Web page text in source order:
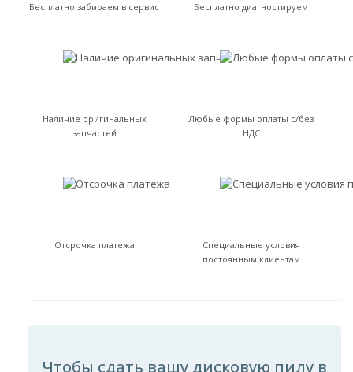
Бесплатно забираем в сервис Бесплатно диагностируем
Наличие оригинальных
запчастей
Любые формы оплаты с/без
НДС
Отсрочка платежа
Специальные условия
постоянным клиентам
Чтобы сдать вашу дисковую пилу в